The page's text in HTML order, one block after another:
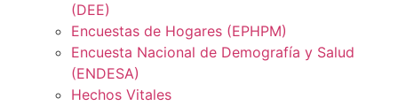
(DEE)
Encuestas de Hogares (EPHPM)
Encuesta Nacional de Demografía y Salud
(ENDESA)
Hechos Vitales